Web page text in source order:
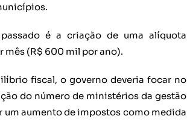
é a criação de uma alíquota
mês (R$ 600 mil por ano).
fiscal, o governo deveria focar no
do número de ministérios da gestão
um aumento de impostos como medida